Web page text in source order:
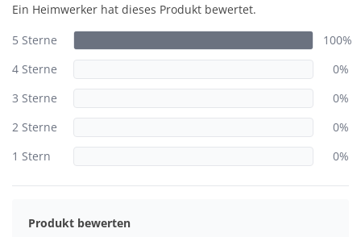
Ein Heimwerker hat dieses Produkt bewertet.
5 Sterne
100%
4 Sterne
0%
3 Sterne
0%
2 Sterne
0%
1 Stern
0%
Produkt bewerten